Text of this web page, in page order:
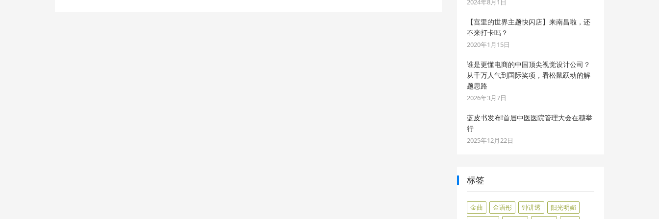
2024年8月1日
【宫里的世界主题快闪店】来南昌啦，还
不来打卡吗？
2020年1月15日
谁是更懂电商的中国顶尖视觉设计公司？
从千万人气到国际奖项，看松鼠跃动的解
题思路
2026年3月7日
蓝皮书发布!首届中医医院管理大会在穗举
行
2025年12月22日
标签
金曲 金语彤 钟讲透
阳光明媚